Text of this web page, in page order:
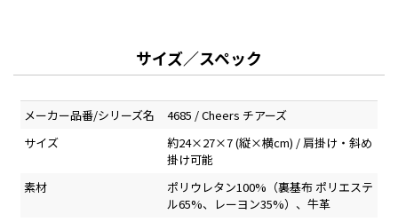
サイズ／スペック
メーカー品番/シリーズ名
4685 / Cheers チアーズ
サイズ
約24×27×7 (縦×横cm) / 肩掛け・斜め
掛け可能
素材
ポリウレタン100%（裏基布 ポリエステ
ル65%、レーヨン35%）、牛革